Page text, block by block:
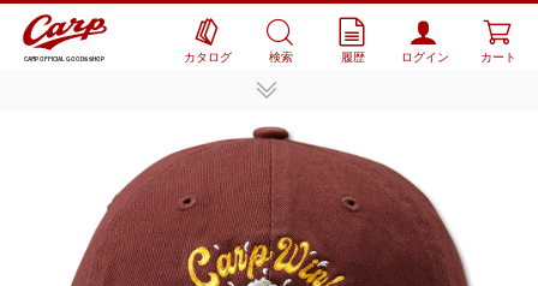
CARP OFFICIAL GOODS SHOP カタログ 検索 履歴 ログイン カート